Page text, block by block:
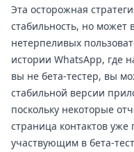
Эта осторожная
стабильность, но может
нетерпеливых
истории WhatsApp, где
вы не бета-тестер, вы
стабильной версии
поскольку некоторые
страница контактов уже
участвующим в бета-